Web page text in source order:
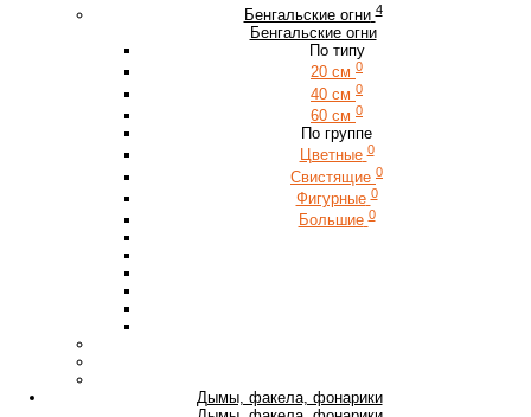
Бенгальские огни 4
Бенгальские огни
По типу
20 см 0
40 см 0
60 см 0
По группе
Цветные 0
Свистящие 0
Фигурные 0
Большие 0
Дымы, факела, фонарики